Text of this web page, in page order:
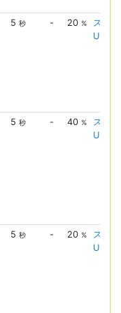
5 秒 - 20 %
スコア
UPLV.1
5 秒 - 40 %
スコア
5 秒 - 20 %
スコア
UPLV.1